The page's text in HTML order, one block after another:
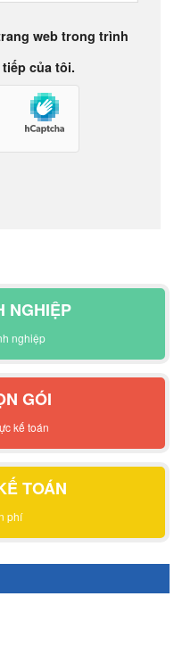
web trong trình
của tôi.
NGHIỆP
nghiệp
GÓI
kế toán
TOÁN
phí